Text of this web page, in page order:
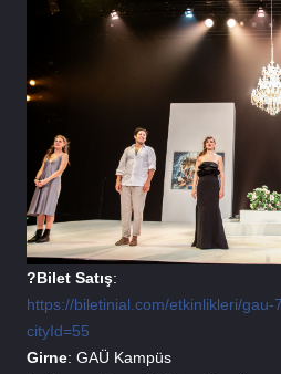
?Bilet Satış:
https://biletinial.com/etkinlikleri/gau-
cityId=55
Girne: GAÜ Kampüs